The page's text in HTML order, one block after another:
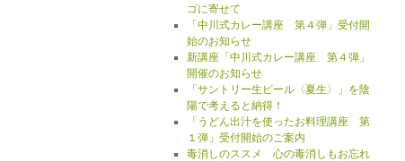
ゴに寄せて
「中川式カレー講座 第４弾」受付開
始のお知らせ
新講座「中川式カレー講座 第４弾」
開催のお知らせ
「サントリー生ビール〈夏生〉」を陰
陽で考えると納得！
「うどん出汁を使ったお料理講座 第
１弾」受付開始のご案内
毒消しのススメ 心の毒消しもお忘れ